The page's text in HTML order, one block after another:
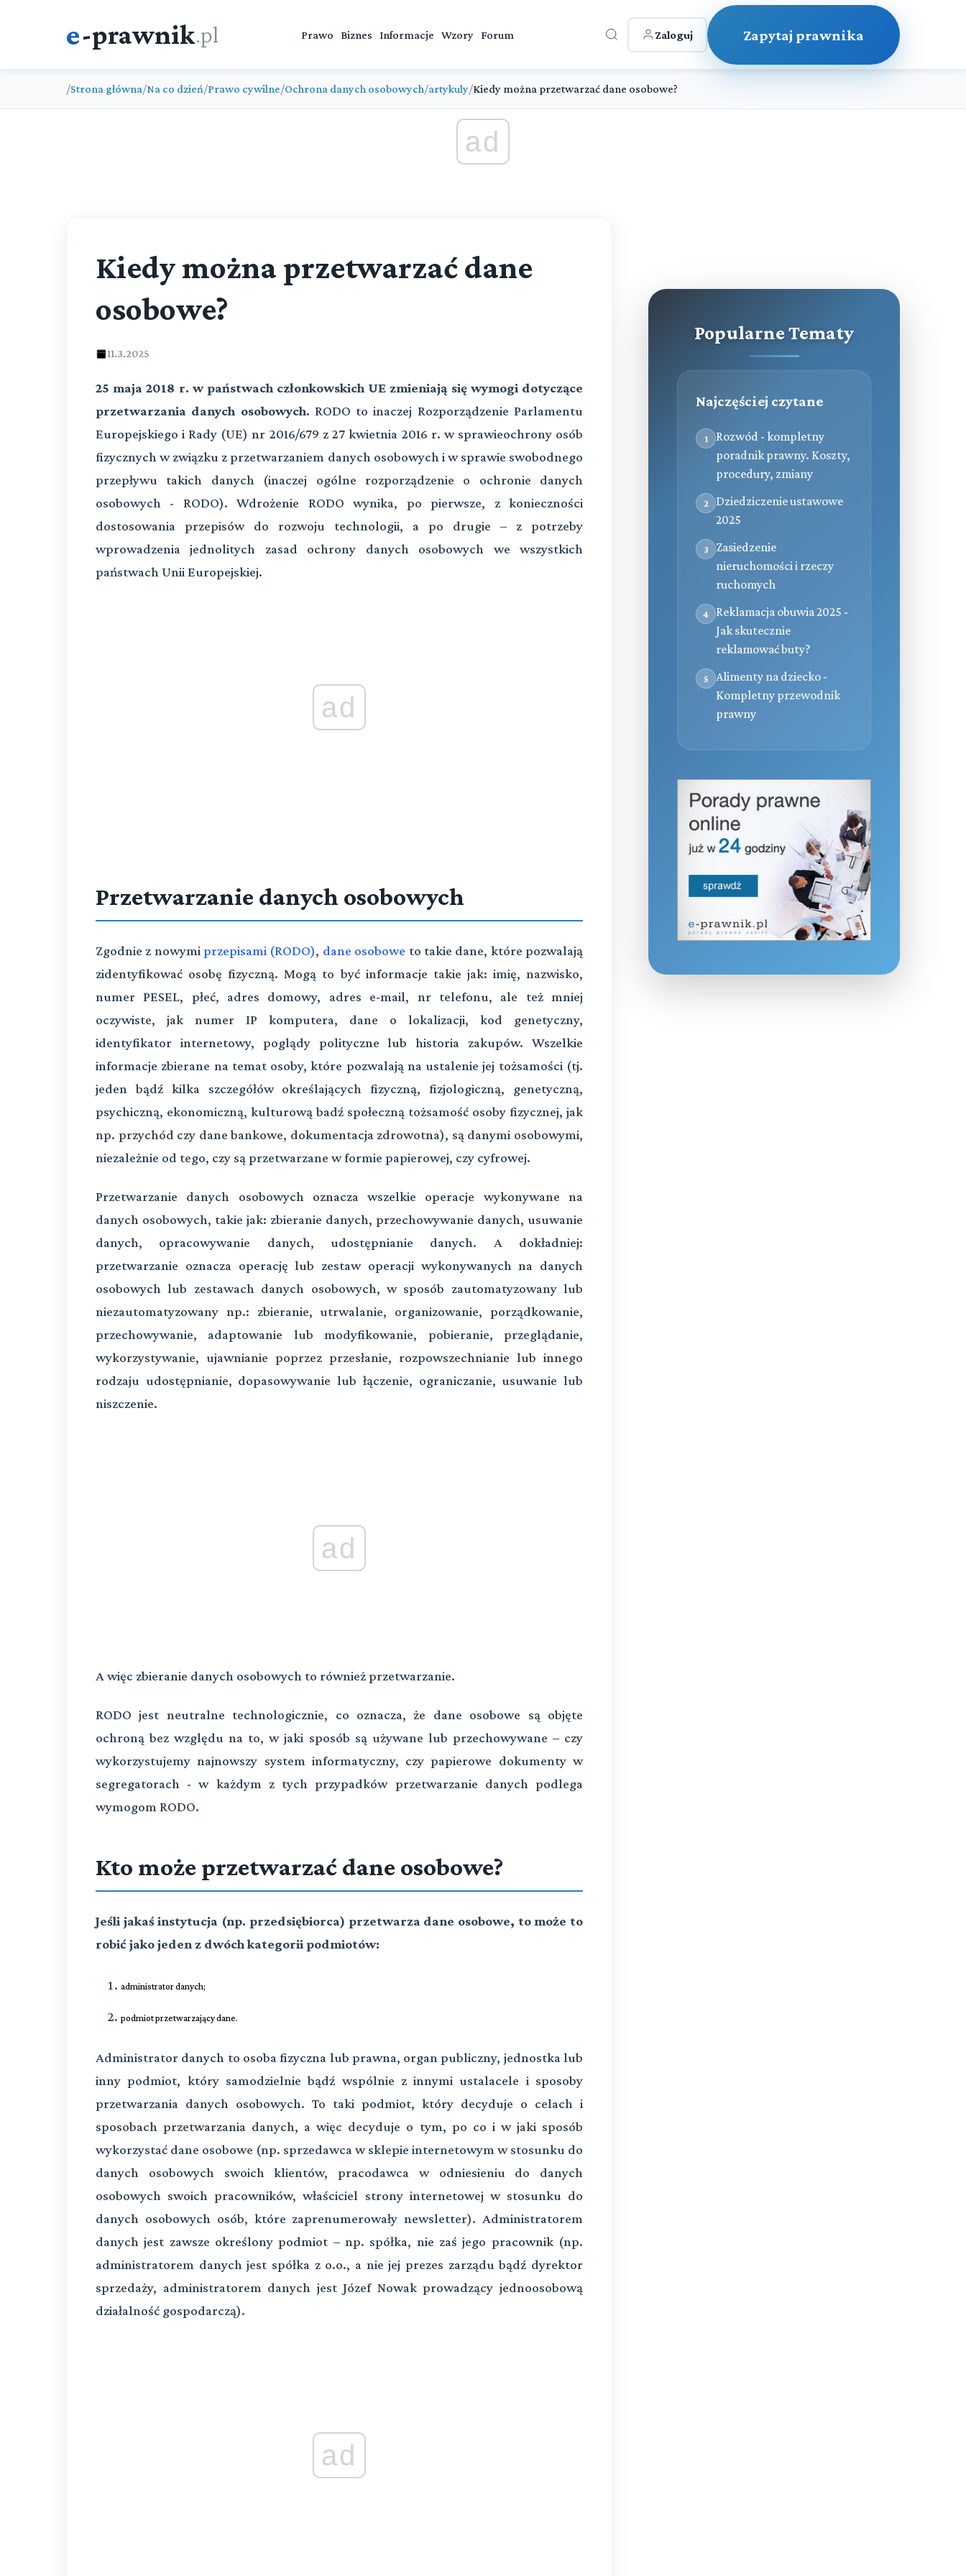
e-prawnik.pl Prawo Biznes Informacje Wzory Forum Zaloguj Zapytaj prawnika
/Strona główna/Na co dzień/Prawo cywilne/Ochrona danych osobowych/artykuly/Kiedy można przetwarzać dane osobowe?
ad
Kiedy można przetwarzać dane
osobowe?
11.3.2025
25 maja 2018 r. w państwach członkowskich UE zmieniają się wymogi dotyczące
przetwarzania danych osobowych. RODO to inaczej Rozporządzenie Parlamentu
Europejskiego i Rady (UE) nr 2016/679 z 27 kwietnia 2016 r. w sprawieochrony osób
fizycznych w związku z przetwarzaniem danych osobowych i w sprawie swobodnego
przepływu takich danych (inaczej ogólne rozporządzenie o ochronie danych
osobowych - RODO).Wdrożenie RODO wynika, po pierwsze, z konieczności
dostosowania przepisów do rozwoju technologii, a po drugie – z potrzeby
wprowadzenia jednolitych zasad ochrony danych osobowych we wszystkich
państwach Unii Europejskiej.
ad
Przetwarzanie danych osobowych
Zgodnie z nowymiprzepisami (RODO), dane osobowe to takie dane, które pozwalają
zidentyfikować osobę fizyczną. Mogą to być informacje takie jak: imię, nazwisko,
numer PESEL, płeć, adres domowy, adres e-mail, nr telefonu, ale też mniej
oczywiste, jak numer IP komputera, dane o lokalizacji, kod genetyczny,
identyfikator internetowy, poglądy polityczne lub historia zakupów. Wszelkie
informacje zbierane na temat osoby, które pozwalają na ustalenie jej tożsamości (tj.
jeden bądź kilka szczegółów określających fizyczną, fizjologiczną, genetyczną,
psychiczną, ekonomiczną, kulturową badź społeczną tożsamość osoby fizycznej, jak
np. przychód czy dane bankowe, dokumentacja zdrowotna), są danymi osobowymi,
niezależnie od tego, czy są przetwarzane w formie papierowej, czy cyfrowej.
Przetwarzanie danych osobowych oznacza wszelkie operacje wykonywane na
danych osobowych, takie jak: zbieranie danych, przechowywanie danych, usuwanie
danych, opracowywanie danych, udostępnianie danych. A dokładniej:
przetwarzanie oznacza operację lub zestaw operacji wykonywanych na danych
osobowych lub zestawach danych osobowych, w sposób zautomatyzowany lub
niezautomatyzowany np.: zbieranie, utrwalanie, organizowanie, porządkowanie,
przechowywanie, adaptowanie lub modyfikowanie, pobieranie, przeglądanie,
wykorzystywanie, ujawnianie poprzez przesłanie, rozpowszechnianie lub innego
rodzaju udostępnianie, dopasowywanie lub łączenie, ograniczanie, usuwanie lub
niszczenie.
ad
A więc zbieranie danych osobowych to również przetwarzanie.
RODO jest neutralne technologicznie, co oznacza, że dane osobowe są objęte
ochroną bez względu na to, w jaki sposób są używane lub przechowywane – czy
wykorzystujemy najnowszy system informatyczny, czy papierowe dokumenty w
segregatorach - w każdym z tych przypadków przetwarzanie danych podlega
wymogom RODO.
Kto może przetwarzać dane osobowe?
Jeśli jakaś instytucja (np. przedsiębiorca) przetwarza dane osobowe, to może to
robić jako jeden z dwóch kategorii podmiotów:
administrator danych;
podmiot przetwarzający dane.
Administrator danych to osoba fizyczna lub prawna, organ publiczny, jednostka lub
inny podmiot, który samodzielnie bądź wspólnie z innymi ustalacele i sposoby
przetwarzania danych osobowych. To taki podmiot, który decyduje o celach i
sposobach przetwarzania danych, a więc decyduje o tym, po co i w jaki sposób
wykorzystać dane osobowe (np. sprzedawca w sklepie internetowym w stosunku do
danych osobowych swoich klientów, pracodawca w odniesieniu do danych
osobowych swoich pracowników, właściciel strony internetowej w stosunku do
danych osobowych osób, które zaprenumerowały newsletter). Administratorem
danych jest zawsze określony podmiot – np. spółka, nie zaś jego pracownik (np.
administratorem danych jest spółka z o.o., a nie jej prezes zarządu bądź dyrektor
sprzedaży, administratorem danych jest Józef Nowak prowadzący jednoosobową
działalność gospodarczą).
ad
Popularne Tematy
Najczęściej czytane
1
Rozwód - kompletny
poradnik prawny. Koszty,
procedury, zmiany
2
Dziedziczenie ustawowe
2025
3
Zasiedzenie
nieruchomości i rzeczy
ruchomych
4
Reklamacja obuwia 2025 -
Jak skutecznie
reklamować buty?
5
Alimenty na dziecko -
Kompletny przewodnik
prawny